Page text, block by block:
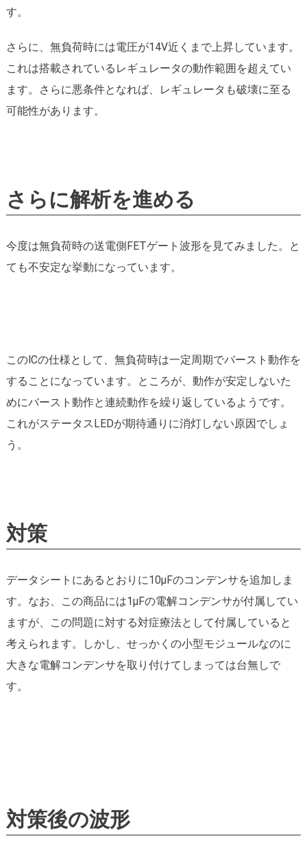
す。
さらに、無負荷時には電圧が14V近くまで上昇しています。
これは搭載されているレギュレータの動作範囲を超えてい
ます。さらに悪条件となれば、レギュレータも破壊に至る
可能性があります。
さらに解析を進める
今度は無負荷時の送電側FETゲート波形を見てみました。と
ても不安定な挙動になっています。
このICの仕様として、無負荷時は一定周期でバースト動作を
することになっています。ところが、動作が安定しないた
めにバースト動作と連続動作を繰り返しているようです。
これがステータスLEDが期待通りに消灯しない原因でしょ
う。
対策
データシートにあるとおりに10μFのコンデンサを追加しま
す。なお、この商品には1μFの電解コンデンサが付属してい
ますが、この問題に対する対症療法として付属していると
考えられます。しかし、せっかくの小型モジュールなのに
大きな電解コンデンサを取り付けてしまっては台無しで
す。
対策後の波形